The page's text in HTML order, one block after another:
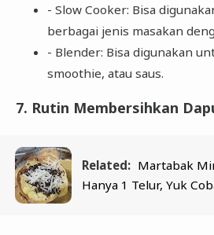
- Slow Cooker: Bisa
berbagai jenis masakan
- Blender: Bisa digunakan
smoothie, atau saus.
7. Rutin Membersihkan
Related: Martabak
Hanya 1 Telur, Yuk